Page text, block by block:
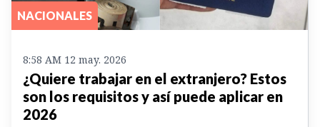
NACIONALES
8:58 AM 12 may. 2026
¿Quiere trabajar en el extranjero? Estos
son los requisitos y así puede aplicar en
2026